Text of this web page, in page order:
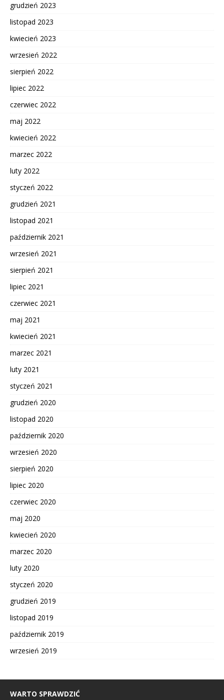
grudzień 2023
listopad 2023
kwiecień 2023
wrzesień 2022
sierpień 2022
lipiec 2022
czerwiec 2022
maj 2022
kwiecień 2022
marzec 2022
luty 2022
styczeń 2022
grudzień 2021
listopad 2021
październik 2021
wrzesień 2021
sierpień 2021
lipiec 2021
czerwiec 2021
maj 2021
kwiecień 2021
marzec 2021
luty 2021
styczeń 2021
grudzień 2020
listopad 2020
październik 2020
wrzesień 2020
sierpień 2020
lipiec 2020
czerwiec 2020
maj 2020
kwiecień 2020
marzec 2020
luty 2020
styczeń 2020
grudzień 2019
listopad 2019
październik 2019
wrzesień 2019
WARTO SPRAWDZIĆ